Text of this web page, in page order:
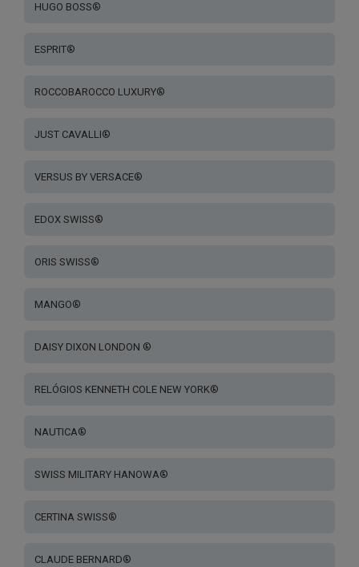
HUGO BOSS®
ESPRIT®
ROCCOBAROCCO LUXURY®
JUST CAVALLI®
VERSUS BY VERSACE®
EDOX SWISS®
ORIS SWISS®
MANGO®
DAISY DIXON LONDON ®
RELÓGIOS KENNETH COLE NEW YORK®
NAUTICA®
SWISS MILITARY HANOWA®
CERTINA SWISS®
CLAUDE BERNARD®